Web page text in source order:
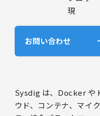
現
お問い合わせ
Sysdig は、Docker や
ウド、コンテナ、マイ